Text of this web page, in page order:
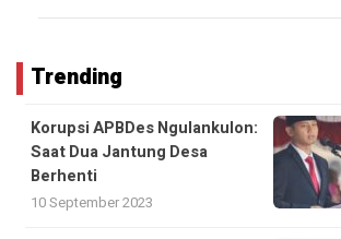
Trending
Korupsi APBDes Ngulankulon:
Saat Dua Jantung Desa
Berhenti
10 September 2023